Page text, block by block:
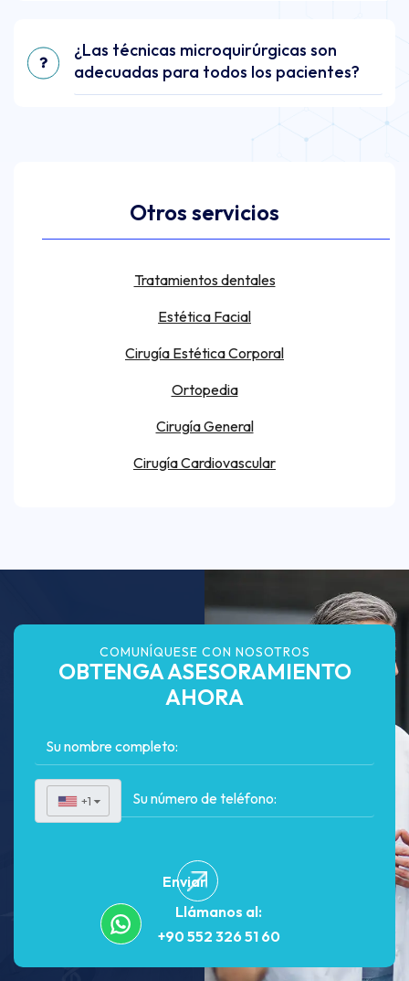
¿Las técnicas microquirúrgicas son
adecuadas para todos los pacientes?
Otros servicios
Tratamientos dentales
Estética Facial
Cirugía Estética Corporal
Ortopedia
Cirugía General
Cirugía Cardiovascular
COMUNÍQUESE CON NOSOTROS
OBTENGA ASESORAMIENTO
AHORA
+1 ▼
Enviar
Llámanos al:
+90 552 326 51 60